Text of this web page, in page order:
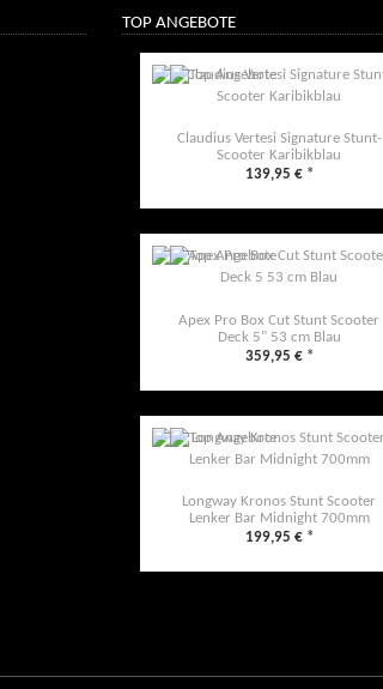
TOP ANGEBOTE
Claudius Vertesi Signature Stunt-
Scooter Karibikblau
139,95 € *
Apex Pro Box Cut Stunt Scooter
Deck 5" 53 cm Blau
359,95 € *
Longway Kronos Stunt Scooter
Lenker Bar Midnight 700mm
199,95 € *